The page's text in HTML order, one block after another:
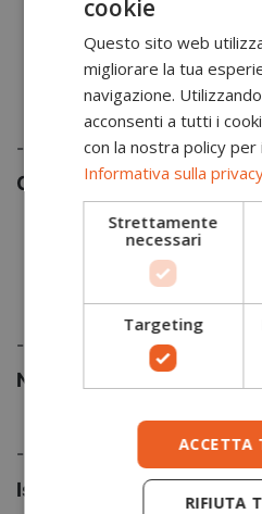
BREATHABLE
premium ad alte
poliestere, 300D stretch
comfort, funzionalità, e
tutte le condizioni
-
Composizione tessuto
Tessuto esterno:
poliestere, Oxford
antimacchia, membrana
Fodera in tessuto: 190T:
-
Norme
EN 343 Class 4:3 X
-
Istruzioni di lavaggio
cookie
Questo sito web
migliorare la tua
navigazione.
acconsenti a tutti i
con la nostra policy per
Informativa sulla
Strettamente
necessari
Targeting
ACCETTA
RIFIUTA